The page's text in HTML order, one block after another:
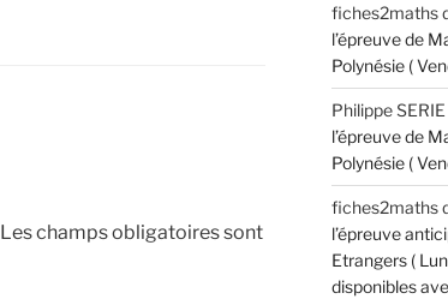
Les champs obligatoires sont
fiches2maths
l’épreuve de
Polynésie (
Philippe SERIE
l’épreuve de
Polynésie (
fiches2maths
l’épreuve
Etrangers (
disponibles